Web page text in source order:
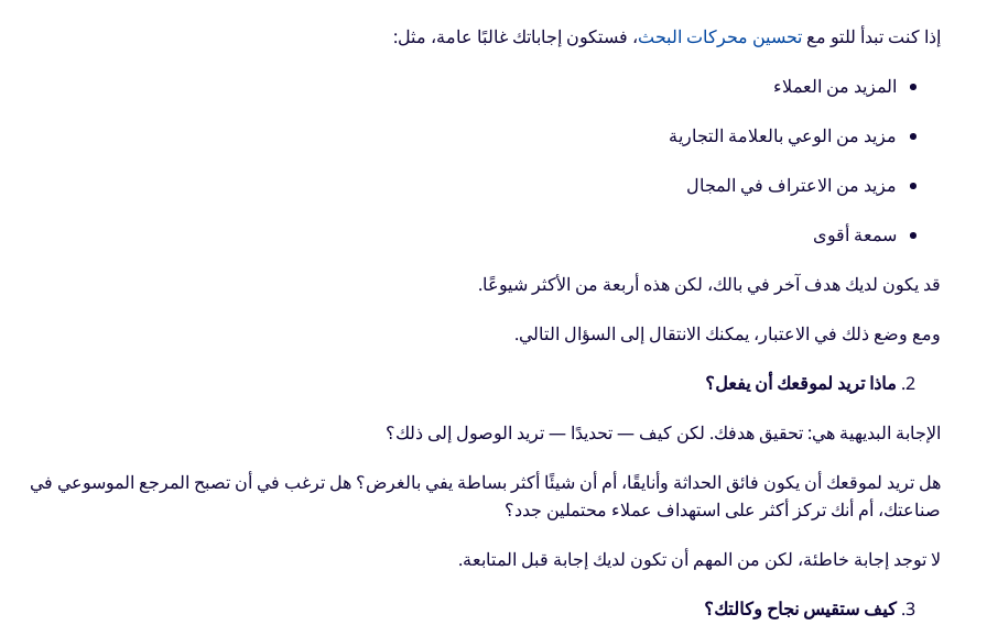
إذا كنت تبدأ للتو مع تحسين محركات البحث، فستكون إجاباتك غالبًا عامة، مثل:
المزيد من العملاء
مزيد من الوعي بالعلامة التجارية
مزيد من الاعتراف في المجال
سمعة أقوى
قد يكون لديك هدف آخر في بالك، لكن هذه أربعة من الأكثر شيوعًا.
ومع وضع ذلك في الاعتبار، يمكنك الانتقال إلى السؤال التالي.
ماذا تريد لموقعك أن يفعل؟
الإجابة البديهية هي: تحقيق هدفك. لكن كيف — تحديدًا — تريد الوصول إلى ذلك؟
هل تريد لموقعك أن يكون فائق الحداثة وأنايقًا، أم أن شيئًا أكثر بساطة يفي بالغرض؟ هل ترغب في أن تصبح المرجع الموسوعي في
صناعتك، أم أنك تركز أكثر على استهداف عملاء محتملين جدد؟
لا توجد إجابة خاطئة، لكن من المهم أن تكون لديك إجابة قبل المتابعة.
كيف ستقيس نجاح وكالتك؟